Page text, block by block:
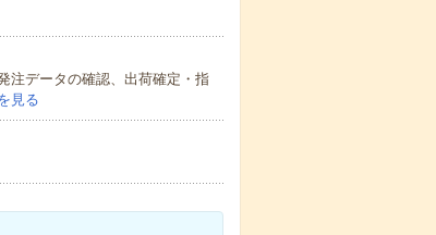
注データの確認、出荷確定・指
見る